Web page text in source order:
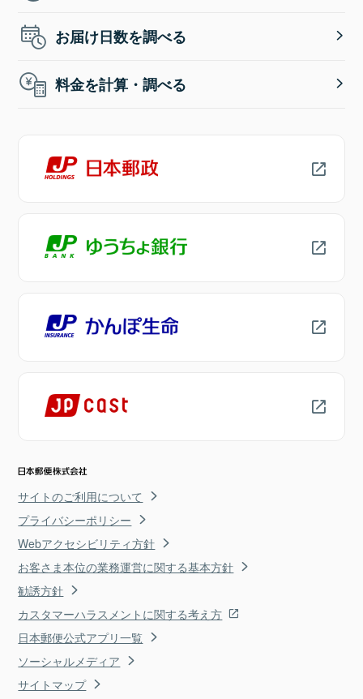
お届け日数を調べる
料金を計算・調べる
サイトのご利用について
プライバシーポリシー
Webアクセシビリティ方針
お客さま本位の業務運営に関する基本方針
勧誘方針
カスタマーハラスメントに関する考え方
日本郵便公式アプリ一覧
ソーシャルメディア
サイトマップ